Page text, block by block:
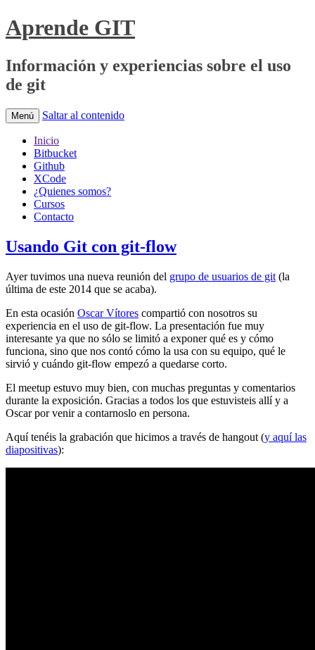
Aprende GIT
Información y experiencias sobre el uso
de git
Menú Saltar al contenido
Inicio
Bitbucket
Github
XCode
¿Quienes somos?
Cursos
Contacto
Usando Git con git-flow
Ayer tuvimos una nueva reunión del grupo de usuarios de git (la
última de este 2014 que se acaba).
En esta ocasión Oscar Vítores compartió con nosotros su
experiencia en el uso de git-flow. La presentación fue muy
interesante ya que no sólo se limitó a exponer qué es y cómo
funciona, sino que nos contó cómo la usa con su equipo, qué le
sirvió y cuándo git-flow empezó a quedarse corto.
El meetup estuvo muy bien, con muchas preguntas y comentarios
durante la exposición. Gracias a todos los que estuvisteis allí y a
Oscar por venir a contarnoslo en persona.
Aquí tenéis la grabación que hicimos a través de hangout (y aquí las
diapositivas):